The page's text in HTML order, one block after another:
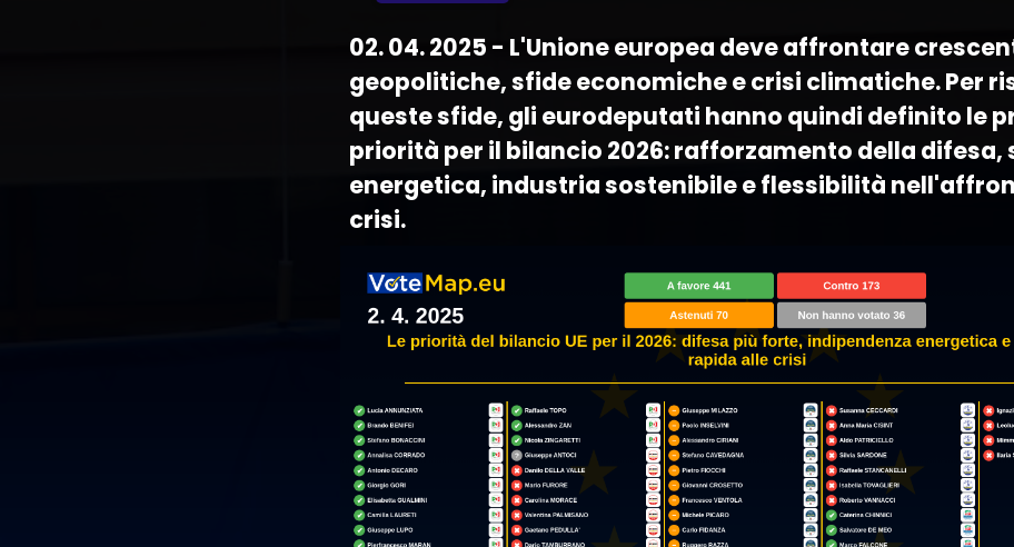
02. 04. 2025 - L'Unione europea deve affrontare
geopolitiche, sfide economiche e crisi climatiche. Per
queste sfide, gli eurodeputati hanno quindi definito le
priorità per il bilancio 2026: rafforzamento della difesa,
energetica, industria sostenibile e flessibilità
crisi.